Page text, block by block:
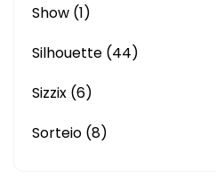
Show (1)
Silhouette (44)
Sizzix (6)
Sorteio (8)